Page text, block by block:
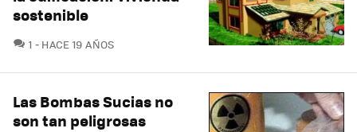
sostenible
1 COMENTARIOS
HACE 19 AÑOS
Las Bombas Sucias no
son tan peligrosas